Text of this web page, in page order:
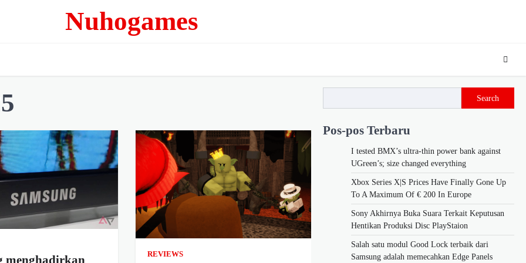
Nuhogames
REVIEWS
Search
Pos-pos Terbaru
I tested BMX’s ultra-thin power bank against
UGreen’s; size changed everything
Xbox Series X|S Prices Have Finally Gone Up
To A Maximum Of € 200 In Europe
Sony Akhirnya Buka Suara Terkait Keputusan
Hentikan Produksi Disc PlayStaion
Salah satu modul Good Lock terbaik dari
Samsung adalah memecahkan Edge Panels